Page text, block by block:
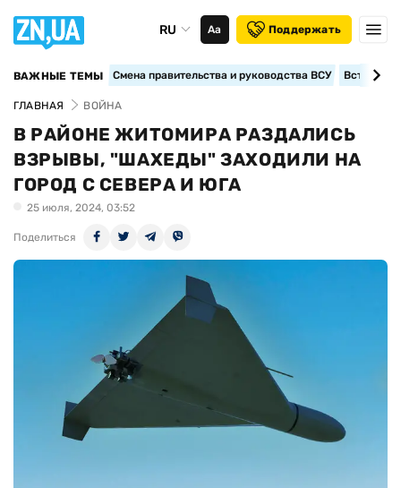
RU Аа Поддержать
ВАЖНЫЕ ТЕМЫ Смена правительства и руководства ВСУ
ГЛАВНАЯ ВОЙНА
В РАЙОНЕ ЖИТОМИРА РАЗДАЛИСЬ
ВЗРЫВЫ, "ШАХЕДЫ" ЗАХОДИЛИ НА
ГОРОД С СЕВЕРА И ЮГА
25 июля, 2024, 03:52
Поделиться